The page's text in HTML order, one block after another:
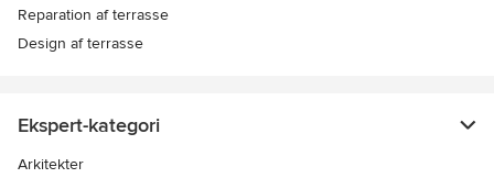
Reparation af terrasse
Design af terrasse
Ekspert-kategori
Arkitekter